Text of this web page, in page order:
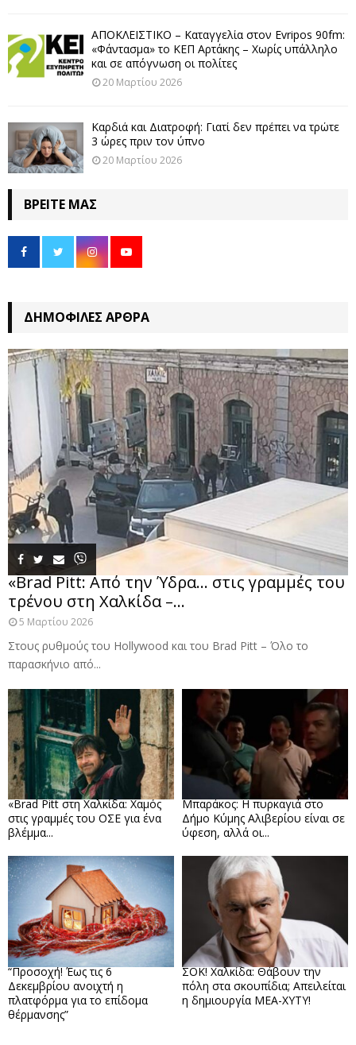
ΑΠΟΚΛΕΙΣΤΙΚΟ – Καταγγελία στον Evripos 90fm:
«Φάντασμα» το ΚΕΠ Αρτάκης – Χωρίς υπάλληλο
και σε απόγνωση οι πολίτες
20 Μαρτίου 2026
Καρδιά και Διατροφή: Γιατί δεν πρέπει να τρώτε
3 ώρες πριν τον ύπνο
20 Μαρτίου 2026
ΒΡΕΊΤΕ ΜΑΣ
ΔΗΜΟΦΙΛΈΣ ΆΡΘΡΑ
«Brad Pitt: Από την Ύδρα… στις γραμμές του
τρένου στη Χαλκίδα –...
5 Μαρτίου 2026
Στους ρυθμούς του Hollywood και του Brad Pitt – Όλο το
παρασκήνιο από...
«Brad Pitt στη Χαλκίδα: Χαμός
στις γραμμές του ΟΣΕ για ένα
βλέμμα...
Μπαράκος: Η πυρκαγιά στο
Δήμο Κύμης Αλιβερίου είναι σε
ύφεση, αλλά οι...
“Προσοχή! Έως τις 6
Δεκεμβρίου ανοιχτή η
πλατφόρμα για το επίδομα
θέρμανσης”
ΣΟΚ! Χαλκίδα: Θάβουν την
πόλη στα σκουπίδια; Απειλείται
η δημιουργία ΜΕΑ-ΧΥΤΥ!